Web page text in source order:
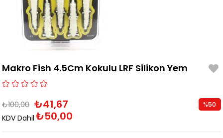
Makro Fish 4.5Cm Kokulu LRF Silikon Yem
₺100,00 ₺41,67
KDV Dahil ₺50,00
%50